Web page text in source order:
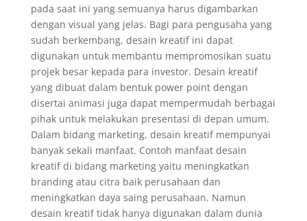
pada saat ini yang semuanya harus digambarkan
dengan visual yang jelas. Bagi para pengusaha yang
sudah berkembang, desain kreatif ini dapat
digunakan untuk membantu mempromosikan suatu
projek besar kepada para investor. Desain kreatif
yang dibuat dalam bentuk power point dengan
disertai animasi juga dapat mempermudah berbagai
pihak untuk melakukan presentasi di depan umum.
Dalam bidang marketing, desain kreatif mempunyai
banyak sekali manfaat. Contoh manfaat desain
kreatif di bidang marketing yaitu meningkatkan
branding atau citra baik perusahaan dan
meningkatkan daya saing perusahaan. Namun
desain kreatif tidak hanya digunakan dalam dunia